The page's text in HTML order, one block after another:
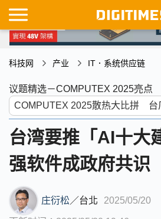
科技网 产业 IT．系统供应链
议题精选－COMPUTEX 2025亮点
台湾要推「AI十
强软件成政府共识
庄衍松／台北 2025/05/20